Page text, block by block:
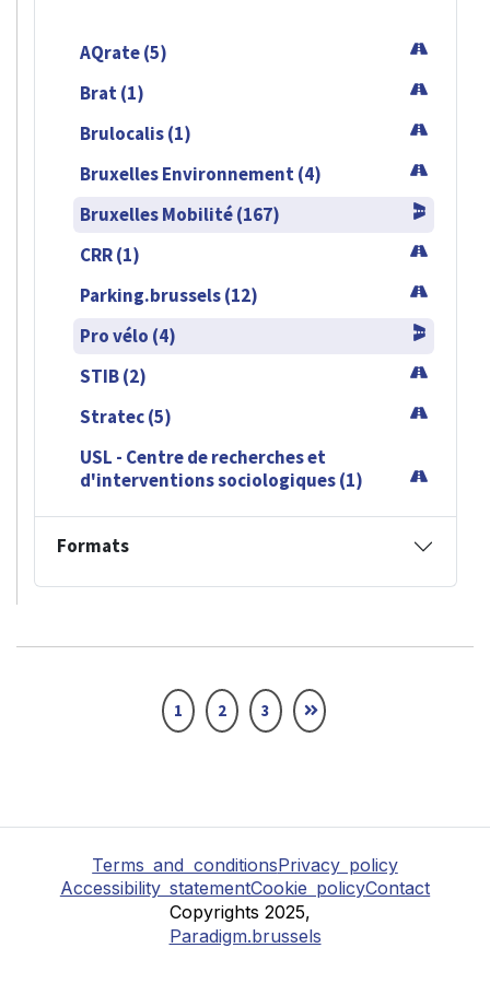
AQrate (5)
Brat (1)
Brulocalis (1)
Bruxelles Environnement (4)
Bruxelles Mobilité (167)
CRR (1)
Parking.brussels (12)
Pro vélo (4)
STIB (2)
Stratec (5)
USL - Centre de recherches et
d'interventions sociologiques (1)
Formats
1 2 3
Terms and conditionsPrivacy policy
Accessibility statementCookie policyContact
Copyrights 2025,
Paradigm.brussels